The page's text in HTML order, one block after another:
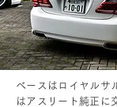
ベースはロイヤルサ
はアスリート純正に